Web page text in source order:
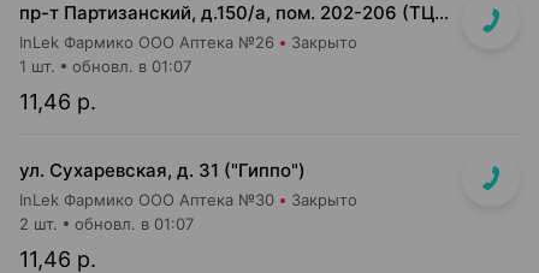
пр-т Партизанский, д.150/а, пом. 202-206 (ТЦ "Момо")
InLek Фармико ООО Аптека №26 Закрыто
11,46 р.
1 шт. обновл. в 01:07
ул. Сухаревская, д. 31 ("Гиппо")
InLek Фармико ООО Аптека №30 Закрыто
11,46 р.
2 шт. обновл. в 01:07